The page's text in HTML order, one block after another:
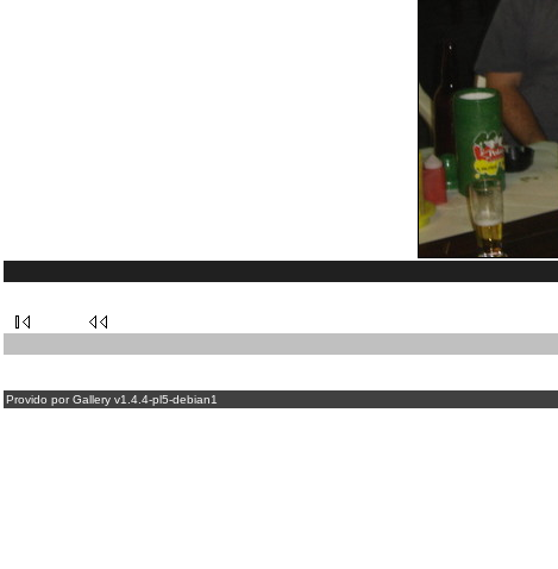
Provido por Gallery v1.4.4-pl5-debian1